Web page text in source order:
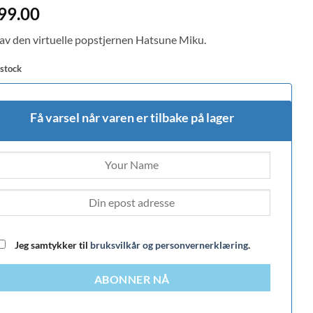
5
5
den virtuelle popstjernen Hatsune Miku.
Få varsel når varen er tilbake på lager
Jeg samtykker til bruksvilkår og personvernerklæring.
ABONNER NÅ